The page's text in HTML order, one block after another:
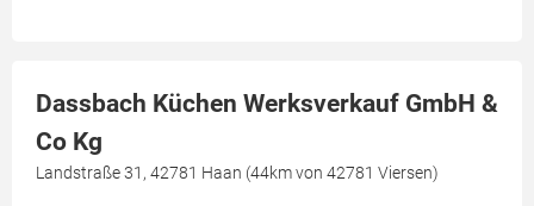
Dassbach Küchen Werksverkauf GmbH &
Co Kg
Landstraße 31, 42781 Haan (44km von 42781 Viersen)